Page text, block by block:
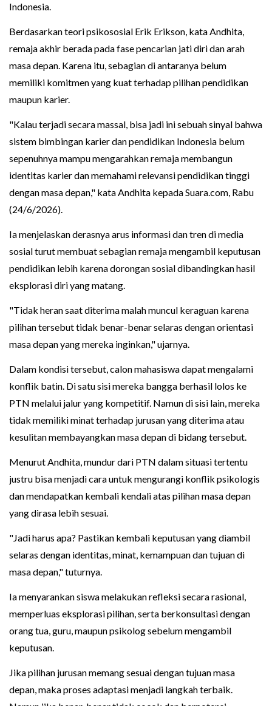
Indonesia.
Berdasarkan teori psikososial Erik Erikson, kata Andhita,
remaja akhir berada pada fase pencarian jati diri dan arah
masa depan. Karena itu, sebagian di antaranya belum
memiliki komitmen yang kuat terhadap pilihan pendidikan
maupun karier.
"Kalau terjadi secara massal, bisa jadi ini sebuah sinyal bahwa
sistem bimbingan karier dan pendidikan Indonesia belum
sepenuhnya mampu mengarahkan remaja membangun
identitas karier dan memahami relevansi pendidikan tinggi
dengan masa depan," kata Andhita kepada Suara.com, Rabu
(24/6/2026).
Ia menjelaskan derasnya arus informasi dan tren di media
sosial turut membuat sebagian remaja mengambil keputusan
pendidikan lebih karena dorongan sosial dibandingkan hasil
eksplorasi diri yang matang.
"Tidak heran saat diterima malah muncul keraguan karena
pilihan tersebut tidak benar-benar selaras dengan orientasi
masa depan yang mereka inginkan," ujarnya.
Dalam kondisi tersebut, calon mahasiswa dapat mengalami
konflik batin. Di satu sisi mereka bangga berhasil lolos ke
PTN melalui jalur yang kompetitif. Namun di sisi lain, mereka
tidak memiliki minat terhadap jurusan yang diterima atau
kesulitan membayangkan masa depan di bidang tersebut.
Menurut Andhita, mundur dari PTN dalam situasi tertentu
justru bisa menjadi cara untuk mengurangi konflik psikologis
dan mendapatkan kembali kendali atas pilihan masa depan
yang dirasa lebih sesuai.
"Jadi harus apa? Pastikan kembali keputusan yang diambil
selaras dengan identitas, minat, kemampuan dan tujuan di
masa depan," tuturnya.
Ia menyarankan siswa melakukan refleksi secara rasional,
memperluas eksplorasi pilihan, serta berkonsultasi dengan
orang tua, guru, maupun psikolog sebelum mengambil
keputusan.
Jika pilihan jurusan memang sesuai dengan tujuan masa
depan, maka proses adaptasi menjadi langkah terbaik.